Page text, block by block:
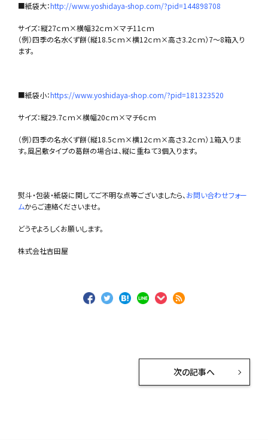
■紙袋大：http://www.yoshidaya-shop.com/?pid=144898708
サイズ：縦27ｃｍ×横幅32ｃｍ×マチ11ｃｍ
（例）四季の名水くず餅（縦18.5ｃｍ×横12ｃｍ×高さ3.2ｃｍ）7～8箱入り
ます。
■紙袋小：https://www.yoshidaya-shop.com/?pid=181323520
サイズ：縦29.7ｃｍ×横幅20ｃｍ×マチ6ｃｍ
（例）四季の名水くず餅（縦18.5ｃｍ×横12ｃｍ×高さ3.2ｃｍ）１箱入りま
す。風呂敷タイプの葛餅の場合は、縦に重ねて3個入ります。
熨斗・包装・紙袋に関してご不明な点等ございましたら、お問い合わせフォー
ムからご連絡くださいませ。
どうぞよろしくお願いします。
株式会社吉田屋
次の記事へ